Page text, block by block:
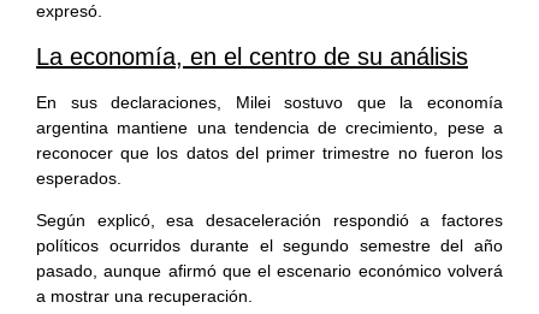
expresó.
La economía, en el centro de su análisis
En sus declaraciones, Milei sostuvo que la economía
argentina mantiene una tendencia de crecimiento, pese a
reconocer que los datos del primer trimestre no fueron los
esperados.
Según explicó, esa desaceleración respondió a factores
políticos ocurridos durante el segundo semestre del año
pasado, aunque afirmó que el escenario económico volverá
a mostrar una recuperación.